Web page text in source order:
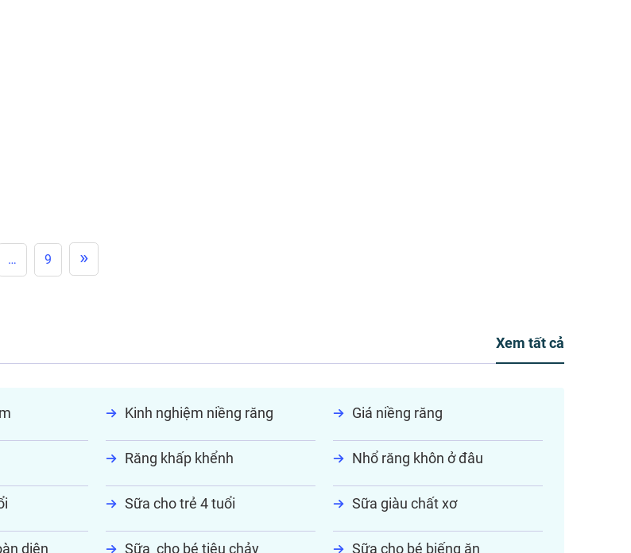
… 9 »
Xem tất cả
Kinh nghiệm niềng răng Giá niềng răng
Răng khấp khểnh Nhổ răng khôn ở đâu
Sữa cho trẻ 4 tuổi Sữa giàu chất xơ
diện Sữa cho bé tiêu chảy Sữa cho bé biếng ăn